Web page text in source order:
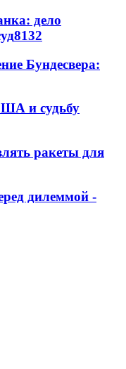
дело
8132
Бундесвера:
и судьбу
ракеты для
дилеммой -